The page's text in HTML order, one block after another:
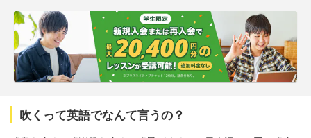
吹くって英語でなんて言うの？